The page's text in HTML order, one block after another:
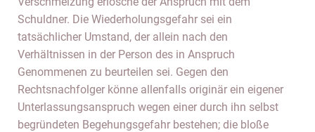
Schuldner. Die Wiederholungsgefahr sei ein
tatsächlicher Umstand, der allein nach den
Verhältnissen in der Person des in Anspruch
Genommenen zu beurteilen sei. Gegen den
Rechtsnachfolger könne allenfalls originär ein eigener
Unterlassungsanspruch wegen einer durch ihn selbst
begründeten Begehungsgefahr bestehen; die bloße